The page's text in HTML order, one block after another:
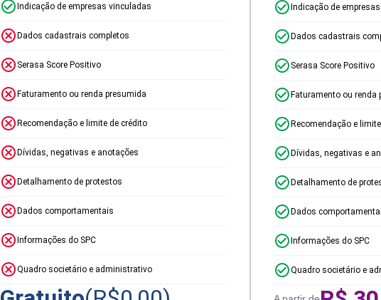
Indicação de empresas vinculadas
Dados cadastrais completos
Serasa Score Positivo
Faturamento ou renda presumida
Recomendação e limite de crédito
Dívidas, negativas e anotações
Detalhamento de protestos
Dados comportamentais
Informações do SPC
Quadro societário e administrativo
Indicação de
Dados cadastrais
Serasa Score Positivo
Faturamento ou renda
Recomendação e
Dívidas, negativas e
Detalhamento de
Dados
Informações do SPC
Quadro societário e